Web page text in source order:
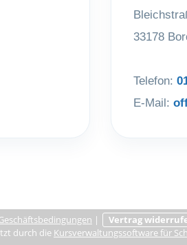
33178
Telefon:
E-Mail:
|
Vertrag
durch die Kursverwaltungssoftware für